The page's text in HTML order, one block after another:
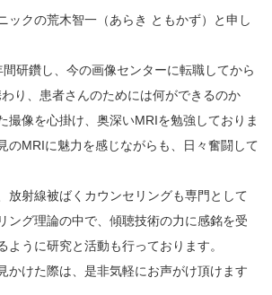
ックの荒木智一（あらき ともかず）と申し
研鑽し、今の画像センターに転職してから
り、患者さんのためには何ができるのか
撮像を心掛け、奥深いMRIを勉強しておりま
のMRIに魅力を感じながらも、日々奮闘して
放射線被ばくカウンセリングも専門として
ング理論の中で、傾聴技術の力に感銘を受
ように研究と活動も行っております。
かけた際は、是非気軽にお声がけ頂けます